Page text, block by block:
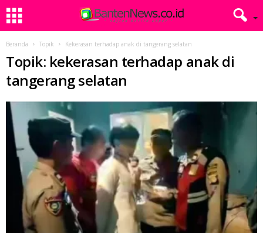
Beranda Topik Kekerasan terhadap anak di tangerang selatan
Topik: kekerasan terhadap anak di
tangerang selatan